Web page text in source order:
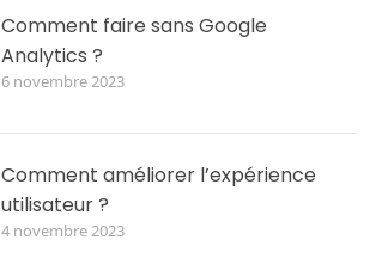
Comment faire sans Google
Analytics ?
6 novembre 2023
Comment améliorer l’expérience
utilisateur ?
4 novembre 2023